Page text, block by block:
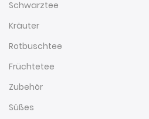
Schwarztee
Kräuter
Rotbuschtee
Früchtetee
Zubehör
Süßes